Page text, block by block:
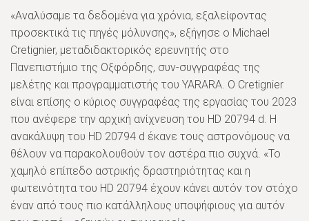
«Αναλύσαμε τα δεδομένα για χρόνια, εξαλείφοντας
προσεκτικά τις πηγές μόλυνσης», εξήγησε ο Michael
Cretignier, μεταδιδακτορικός ερευνητής στο
Πανεπιστήμιο της Οξφόρδης, συν-συγγραφέας της
μελέτης και προγραμματιστής του YARARA. Ο Cretignier
είναι επίσης ο κύριος συγγραφέας της εργασίας του 2023
που ανέφερε την αρχική ανίχνευση του HD 20794 d. Η
ανακάλυψη του HD 20794 d έκανε τους αστρονόμους να
θέλουν να παρακολουθούν τον αστέρα πιο συχνά. «Το
χαμηλό επίπεδο αστρικής δραστηριότητας και η
φωτεινότητα του HD 20794 έχουν κάνει αυτόν τον στόχο
έναν από τους πιο κατάλληλους υποψήφιους για αυτόν